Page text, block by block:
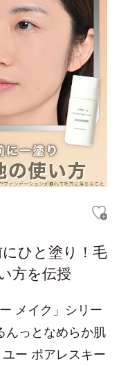
にひと塗り！毛
方を伝授
メイク」シリー
んっとなめらか肌
ー ポアレスキー